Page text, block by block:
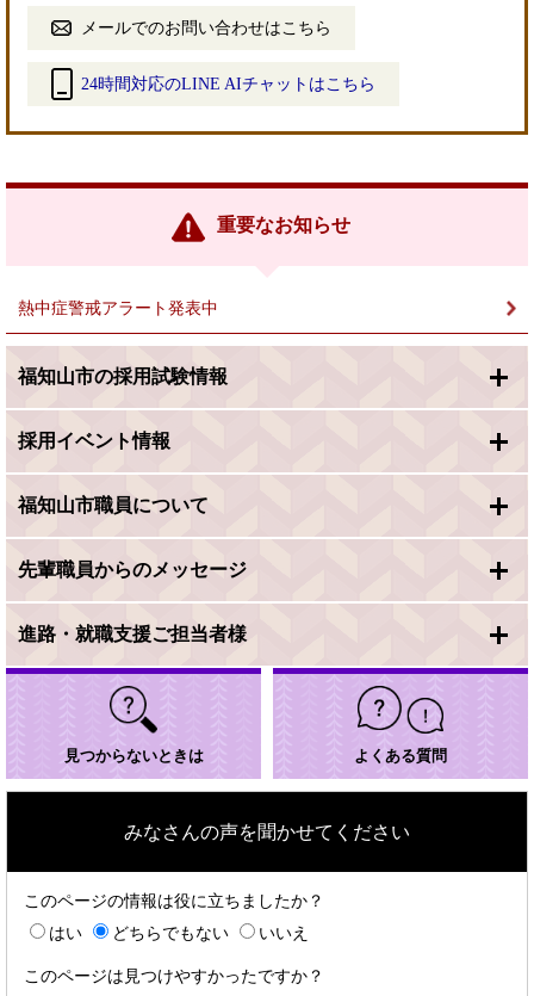
メールでのお問い合わせはこちら
24時間対応のLINE AIチャットはこちら
リ
重要なお知らせ
熱中症警戒アラート発表中
福知山市の採用試験情報
採用イベント情報
福知山市職員について
先輩職員からのメッセージ
進路・就職支援ご担当者様
見つからないときは よくある質問
みなさんの声を聞かせてください
このページの情報は役に立ちましたか？
はい
どちらでもない いいえ
このページは見つけやすかったですか？